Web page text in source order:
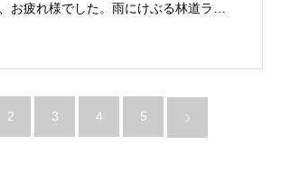
お疲れ様でした。雨にけぶる林道ラ…
2 3 4 5